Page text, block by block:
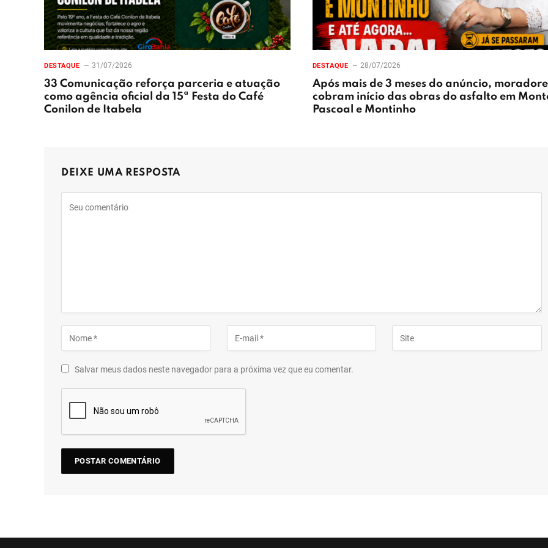
DESTAQUE 31/07/2026
33 Comunicação reforça parceria e atuação
como agência oficial da 15ª Festa do Café
Conilon de Itabela
DESTAQUE 28/07/2026
Após mais de 3 meses do anúncio,
cobram início das obras do asfalto em
Pascoal e Montinho
DEIXE UMA RESPOSTA
Salvar meus dados neste navegador para a próxima vez que eu comentar.